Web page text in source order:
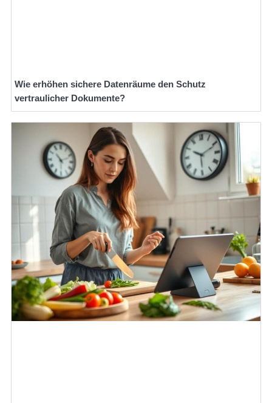
Wie erhöhen sichere Datenräume den Schutz
vertraulicher Dokumente?